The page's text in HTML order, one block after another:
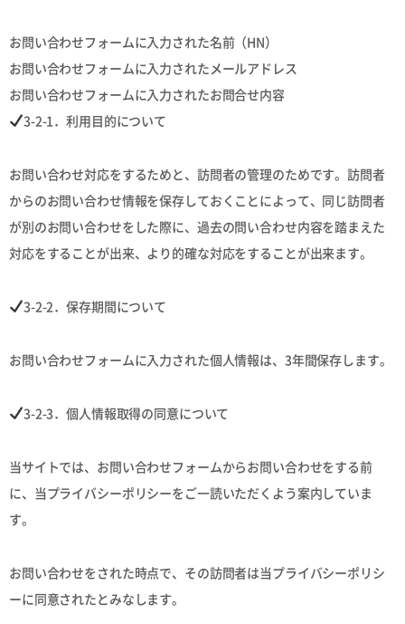
お問い合わせフォームに入力された名前（HN）
お問い合わせフォームに入力されたメールアドレス
お問い合わせフォームに入力されたお問合せ内容
3-2-1．利用目的について
お問い合わせ対応をするためと、訪問者の管理のためです。訪問者
からのお問い合わせ情報を保存しておくことによって、同じ訪問者
が別のお問い合わせをした際に、過去の問い合わせ内容を踏まえた
対応をすることが出来、より的確な対応をすることが出来ます。
3-2-2．保存期間について
お問い合わせフォームに入力された個人情報は、3年間保存します。
3-2-3．個人情報取得の同意について
当サイトでは、お問い合わせフォームからお問い合わせをする前
に、当プライバシーポリシーをご一読いただくよう案内していま
す。
お問い合わせをされた時点で、その訪問者は当プライバシーポリシ
ーに同意されたとみなします。